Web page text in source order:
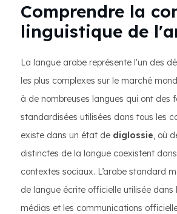
Comprendre la
linguistique de
La langue arabe représente l'un des
les plus complexes sur le marché
à de nombreuses langues qui ont des
standardisées utilisées dans tous les
existe dans un état de diglossie, où
distinctes de la langue coexistent
contextes sociaux. L’arabe standard
de langue écrite officielle utilisée dans
médias et les communications